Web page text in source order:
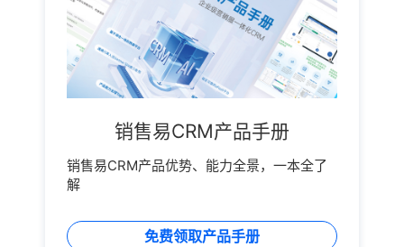
销售易CRM产品手册
销售易CRM产品优势、能力全景，一本全了
解
免费领取产品手册